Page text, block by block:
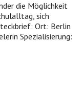
die Möglichkeit
sich
Ort: Berlin
Spezialisierung: